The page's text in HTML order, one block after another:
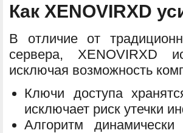
Как XENOVIRXD
В отличие от
сервера, XENOVIRXD
исключая возможность
Ключи доступа
исключает риск утечки
Алгоритм